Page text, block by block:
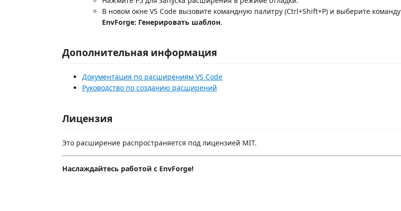
В новом окне VS Code вызовите командную палитру (Ctrl+Shift+P) и выберите команду
EnvForge: Генерировать шаблон.
Дополнительная информация
Документация по расширениям VS Code
Руководство по созданию расширений
Лицензия
Это расширение распространяется под лицензией MIT.
Наслаждайтесь работой с EnvForge!